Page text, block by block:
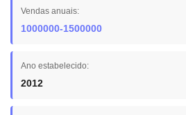
Vendas anuais:
1000000-1500000
Ano estabelecido:
2012